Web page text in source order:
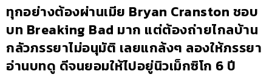
ทุกอย่างต้องผ่านเมีย Bryan Cranston ชอบ
บท Breaking Bad มาก แต่ต้องถ่ายไกลบ้าน
กลัวภรรยาไม่อนุมัติ เลยแกล้งๆ ลองให้ภรรยา
อ่านบทดู ดีจนยอมให้ไปอยู่นิวเม็กซิโก 6 ปี